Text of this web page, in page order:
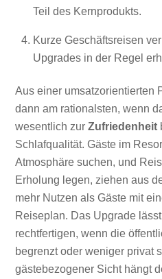
Teil des Kernprodukts.
Kurze Geschäftsreisen
Upgrades in der Regel
Aus einer umsatzorientierten
dann am rationalsten, wenn
wesentlich zurZufriedenheit
Schlafqualität. Gäste im
Atmosphäre suchen, und
Erholung legen, ziehen aus
mehr Nutzen als Gäste mit
Reiseplan. Das Upgrade
rechtfertigen, wenn die
begrenzt oder weniger privat
gästebezogener Sicht hängt